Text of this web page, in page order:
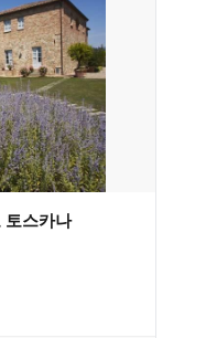
토스카나